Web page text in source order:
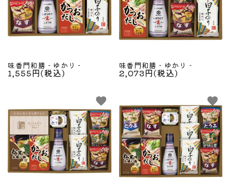
味香門和膳‐ゆかり‐
1,555円(税込)
味香門和膳‐ゆかり‐
2,073円(税込)
favorite favorite